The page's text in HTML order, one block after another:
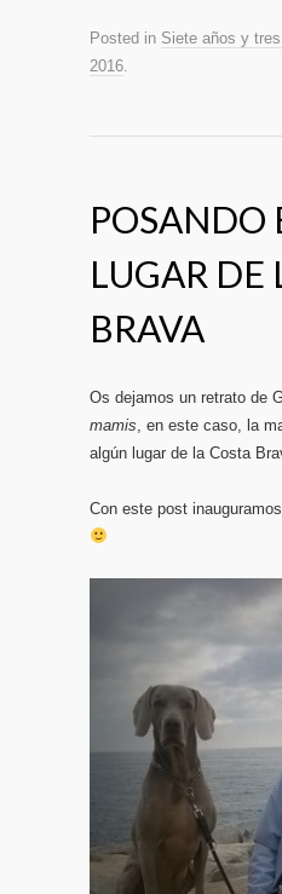
Posted in Siete años y
2016
POSANDO
LUGAR DE
BRAVA
Os dejamos un retrato de
mamis , en este caso, la
algún lugar de la Costa
Con este post